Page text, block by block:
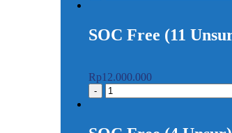
SOC Free (11
Rp12.000.000